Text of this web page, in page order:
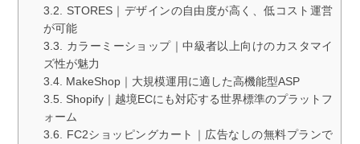
STORES｜デザインの自由度が高く、低コスト運営
が可能
カラーミーショップ｜中級者以上向けのカスタマイ
ズ性が魅力
MakeShop｜大規模運用に適した高機能型ASP
Shopify｜越境ECにも対応する世界標準のプラットフ
ォーム
FC2ショッピングカート｜広告なしの無料プランで